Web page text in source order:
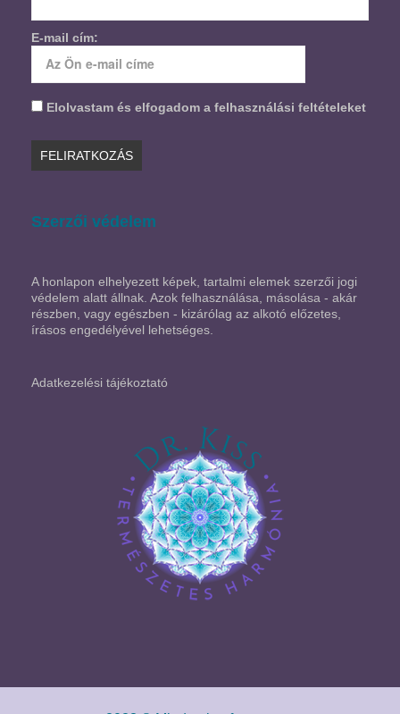
E-mail cím:
Elolvastam és elfogadom a felhasználási feltételeket
Szerzői védelem
A honlapon elhelyezett képek, tartalmi elemek szerzői jogi
védelem alatt állnak. Azok felhasználása, másolása - akár
részben, vagy egészben - kizárólag az alkotó előzetes,
írásos engedélyével lehetséges.
Adatkezelési tájékoztató